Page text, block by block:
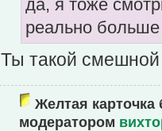
да, я тоже
реально больше
Ты такой
Желтая карточка
модератором